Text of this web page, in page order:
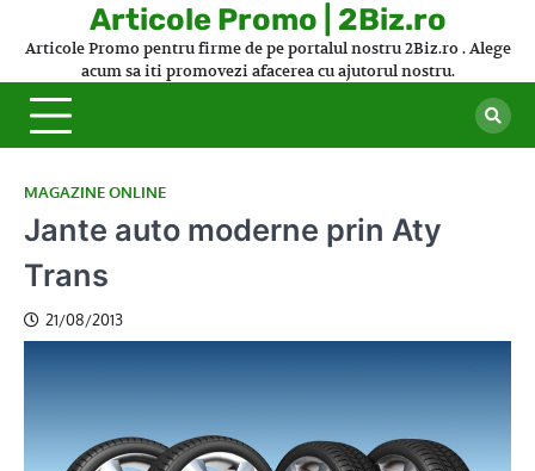
Articole Promo | 2Biz.ro
Articole Promo pentru firme de pe portalul nostru 2Biz.ro . Alege
acum sa iti promovezi afacerea cu ajutorul nostru.
MAGAZINE ONLINE
Jante auto moderne prin Aty
Trans
21/08/2013